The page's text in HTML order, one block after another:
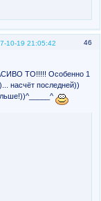
46
10-19 21:05:42
ТО!!!!! Особенно 1
насчёт последней))